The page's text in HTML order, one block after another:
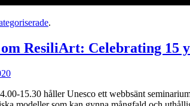
.
ResiliArt: Celebrating 15
15.30 håller Unesco ett webbsänt